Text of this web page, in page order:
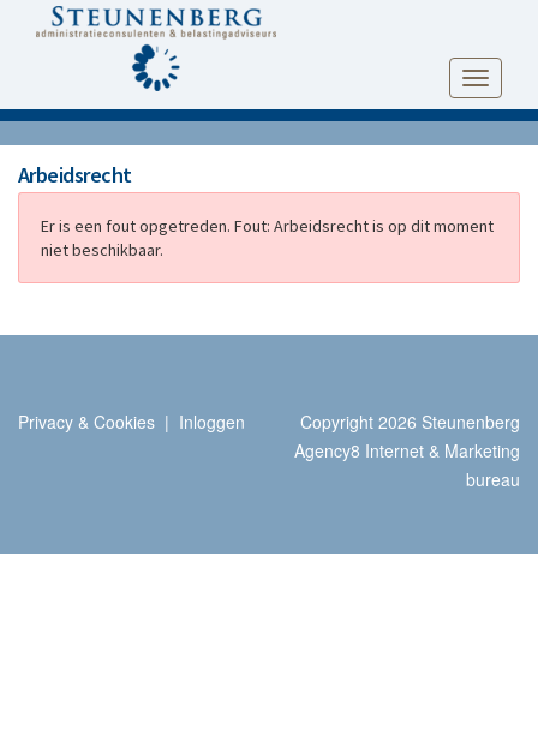
Toggle
Arbeidsrecht
Er is een fout opgetreden. Fout: Arbeidsrecht is op dit moment
niet beschikbaar.
Privacy & Cookies | Inloggen
Copyright 2026 Steunenberg
Agency8 Internet & Marketing
bureau